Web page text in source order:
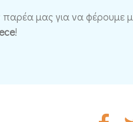
μας για να φέρουμε
!